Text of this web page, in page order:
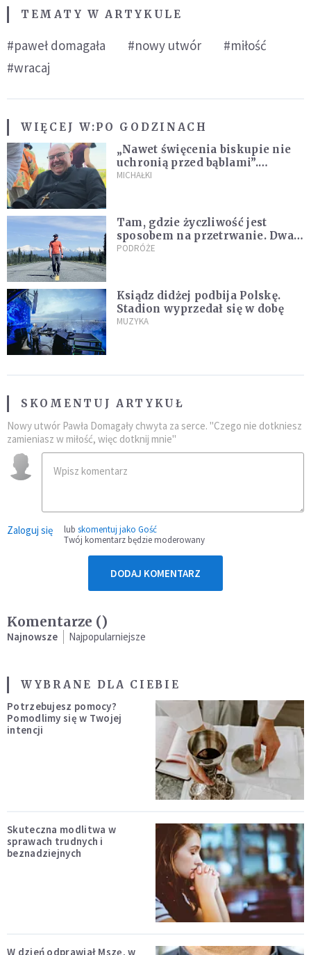
TEMATY W ARTYKULE
#paweł domagała #nowy utwór
#miłość
#wracaj
WIĘCEJ W:PO GODZINACH
„Nawet święcenia biskupie nie
uchronią przed bąblami”.
Archidiecezja pokazała
MICHAŁKI
Tam, gdzie życzliwość jest
sposobem na przetrwanie. Dwa
tygodnie na Alasce [REPORTAŻ]
PODRÓŻE
Ksiądz didżej podbija Polskę.
Stadion wyprzedał się w dobę
MUZYKA
SKOMENTUJ ARTYKUŁ
Nowy utwór Pawła Domagały chwyta za serce. "Czego nie dotkniesz
zamieniasz w miłość, więc dotknij mnie"
Zaloguj się lub skomentuj jako Gość
Twój komentarz będzie moderowany
DODAJ KOMENTARZ
Komentarze ()
Najnowsze Najpopularniejsze
WYBRANE DLA CIEBIE
Potrzebujesz pomocy?
Pomodlimy się w Twojej
intencji
Skuteczna modlitwa w
sprawach trudnych i
beznadziejnych
W dzień odprawiał Mszę, w